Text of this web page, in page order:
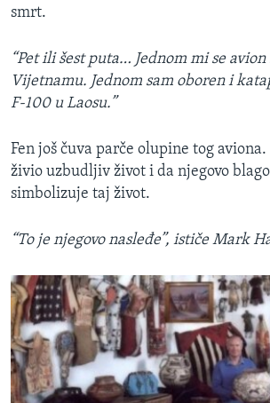
smrt.
“Pet ili šest puta… Jednom mi se avion
Vijetnamu. Jednom sam oboren i
F-100 u Laosu.”
Fen još čuva parče olupine tog
živio uzbudljiv život i da njegovo
simbolizuje taj život.
“To je njegovo nasleđe”, ističe Mark